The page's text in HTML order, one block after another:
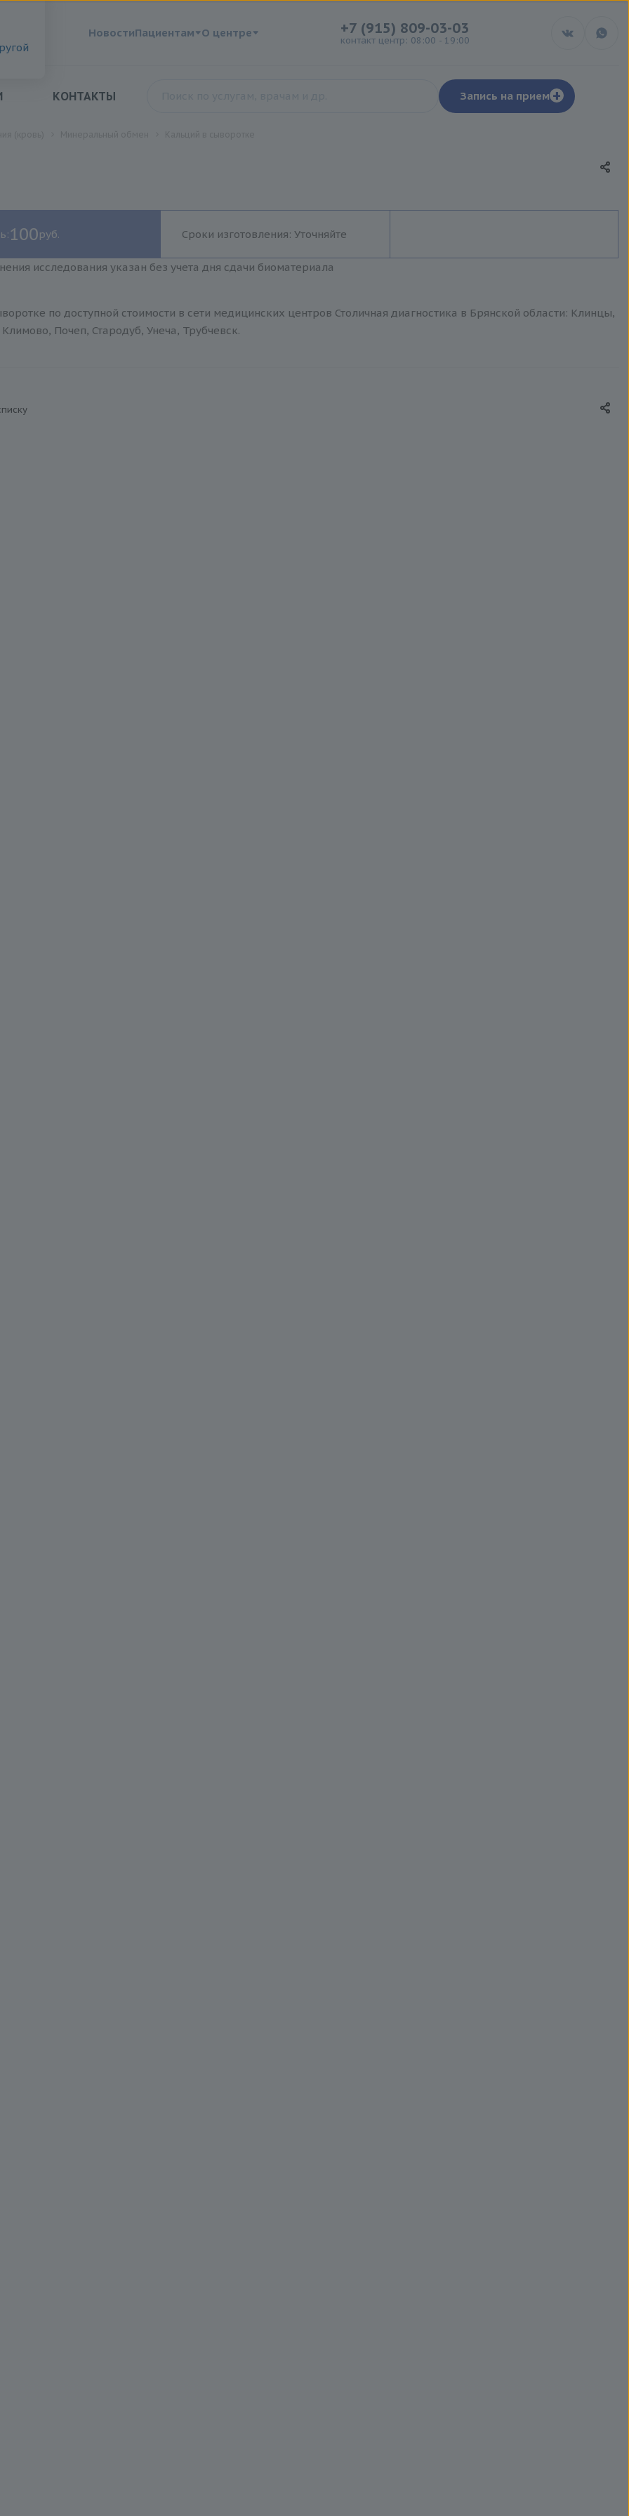
НовостиПациентам О центре +7 (915) 809-03-03
контакт центр: 08:00 - 19:00
КОНТАКТЫ Запись на прием +
100руб. Сроки изготовления: Уточняйте
исследования указан без учета дня сдачи биоматериала
по доступной стоимости в сети медицинских центров Столичная диагностика в Брянской области: Клинцы,
Почеп, Стародуб, Унеча, Трубчевск.